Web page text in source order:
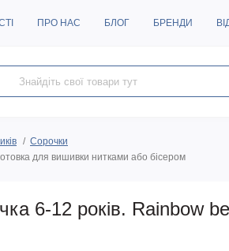
ПРО НАС БЛОГ БРЕНДИ
Сорочки
для вишивки нитками або бісером
6-12 років. Rainbow